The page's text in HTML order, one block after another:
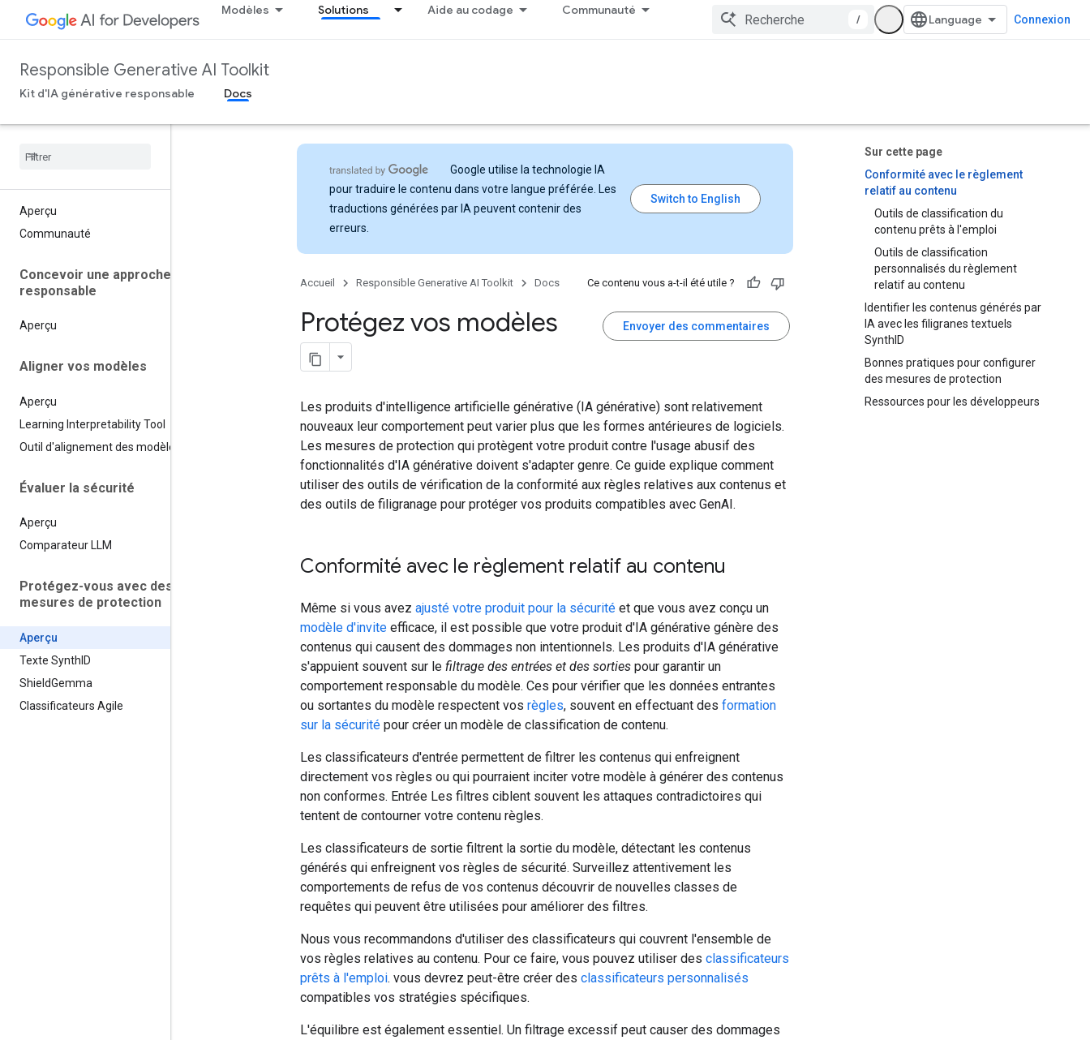
Modèles Solutions Aide au codage Communauté
/ Connexion
Responsible Generative AI Toolkit
Kit d'IA générative responsable Docs
Aperçu
Communauté
Concevoir une approche
responsable
Aperçu
Aligner vos modèles
Aperçu
Learning Interpretability Tool
Outil d'alignement des modèles
Évaluer la sécurité
Aperçu
Comparateur LLM
Protégez-vous avec des
mesures de protection
Aperçu
Texte SynthID
ShieldGemma
Classificateurs Agile
Sur cette page
Conformité avec le règlement
relatif au contenu
Outils de classification du
contenu prêts à l'emploi
Outils de classification
personnalisés du règlement
relatif au contenu
Identifier les contenus générés par
IA avec les filigranes textuels
SynthID
Bonnes pratiques pour configurer
des mesures de protection
Ressources pour les développeurs
Google utilise la technologie IA
pour traduire le contenu dans votre langue préférée. Les
traductions générées par IA peuvent contenir des
erreurs.
Accueil Responsible Generative AI Toolkit Docs Ce contenu vous a-t-il été utile ?
Envoyer des commentaires
Protégez vos modèles
Les produits d'intelligence artificielle générative (IA générative) sont relativement
nouveaux leur comportement peut varier plus que les formes antérieures de logiciels.
Les mesures de protection qui protègent votre produit contre l'usage abusif des
fonctionnalités d'IA générative doivent s'adapter genre. Ce guide explique comment
utiliser des outils de vérification de la conformité aux règles relatives aux contenus et
des outils de filigranage pour protéger vos produits compatibles avec GenAI.
Conformité avec le règlement relatif au contenu
Même si vous avez ajusté votre produit pour la sécurité et que vous avez conçu un
modèle d'invite efficace, il est possible que votre produit d'IA générative génère des
contenus qui causent des dommages non intentionnels. Les produits d'IA générative
s'appuient souvent sur le filtrage des entrées et des sorties pour garantir un
comportement responsable du modèle. Ces pour vérifier que les données entrantes
ou sortantes du modèle respectent vos règles, souvent en effectuant des formation
sur la sécurité pour créer un modèle de classification de contenu.
Les classificateurs d'entrée permettent de filtrer les contenus qui enfreignent
directement vos règles ou qui pourraient inciter votre modèle à générer des contenus
non conformes. Entrée Les filtres ciblent souvent les attaques contradictoires qui
tentent de contourner votre contenu règles.
Les classificateurs de sortie filtrent la sortie du modèle, détectant les contenus
générés qui enfreignent vos règles de sécurité. Surveillez attentivement les
comportements de refus de vos contenus découvrir de nouvelles classes de
requêtes qui peuvent être utilisées pour améliorer des filtres.
Nous vous recommandons d'utiliser des classificateurs qui couvrent l'ensemble de
vos règles relatives au contenu. Pour ce faire, vous pouvez utiliser des classificateurs
prêts à l'emploi. vous devrez peut-être créer des classificateurs personnalisés
compatibles vos stratégies spécifiques.
L'équilibre est également essentiel. Un filtrage excessif peut causer des dommages